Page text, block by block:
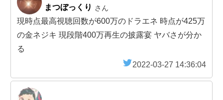
まつぼっくり さん
現時点最高視聴回数が600万のドラエネ 時点が425万
の金ネジキ 現段階400万再生の披露宴 ヤバさが分か
る
2022-03-27 14:36:04